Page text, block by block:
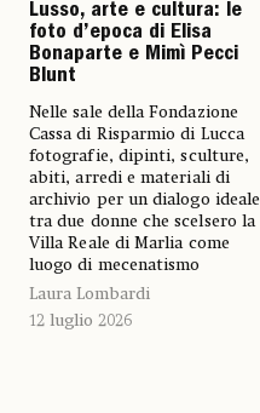
Lusso, arte e cultura: le
foto d’epoca di Elisa
Bonaparte e Mimì Pecci
Blunt
Nelle sale della Fondazione
Cassa di Risparmio di Lucca
fotografie, dipinti, sculture,
abiti, arredi e materiali di
archivio per un dialogo ideale
tra due donne che scelsero la
Villa Reale di Marlia come
luogo di mecenatismo
Laura Lombardi
12 luglio 2026